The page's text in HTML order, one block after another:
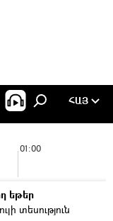
ՀԱՅ
01:00
եթեր
տեսություն